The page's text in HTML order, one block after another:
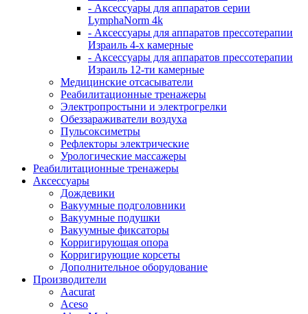
- Аксессуары для аппаратов серии
LymphaNorm 4k
- Аксессуары для аппаратов прессотерапии
Израиль 4-х камерные
- Аксессуары для аппаратов прессотерапии
Израиль 12-ти камерные
Медицинские отсасыватели
Реабилитационные тренажеры
Электропростыни и электрогрелки
Обеззараживатели воздуха
Пульсоксиметры
Рефлекторы электрические
Урологические массажеры
Реабилитационные тренажеры
Аксессуары
Дождевики
Вакуумные подголовники
Вакуумные подушки
Вакуумные фиксаторы
Корригирующая опора
Корригирующие корсеты
Дополнительное оборудование
Производители
Aacurat
Aceso